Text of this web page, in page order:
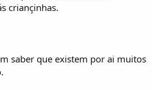
criançinhas.
saber que existem por ai muitos